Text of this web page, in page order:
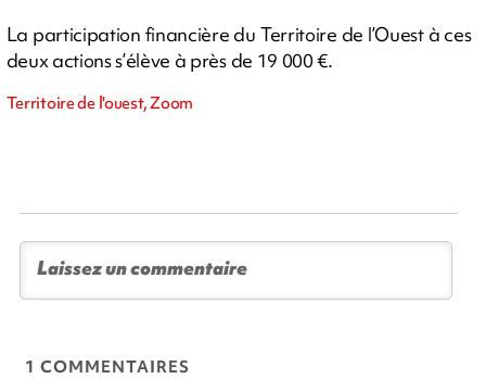
La participation financière du Territoire de l’Ouest à ces
deux actions s’élève à près de 19 000 €.
Territoire de l'ouest, Zoom
1 COMMENTAIRES